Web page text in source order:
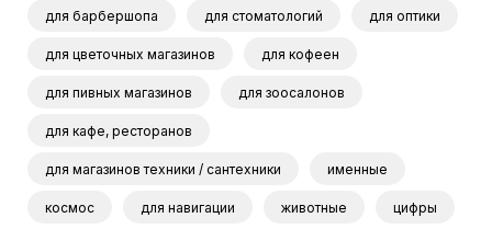
для барбершопа для стоматологий для оптики
для цветочных магазинов для кофеен
для пивных магазинов для зоосалонов
для кафе, ресторанов
для магазинов техники / сантехники именные
космос для навигации животные цифры